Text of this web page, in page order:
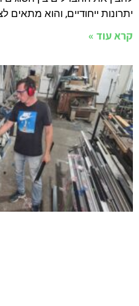
עיצוב חלונות
המודרני שלכם
חלונות אלומיניום הם לא רק
עיצובי שמוסיף יוקרה ותחכום
חלונות אלומיניום הפכו